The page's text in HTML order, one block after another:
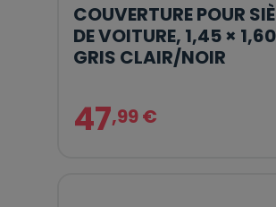
COUVERTURE POUR
DE VOITURE, 1,45 ×
GRIS CLAIR/NOIR
47,99 €